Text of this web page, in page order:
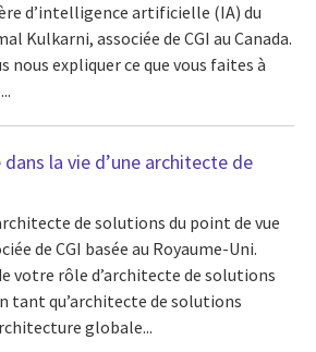
d’intelligence artificielle (IA) du
Kulkarni, associée de CGI au Canada.
nous expliquer ce que vous faites à
la vie d’une architecte de
de solutions du point de vue
de CGI basée au Royaume-Uni.
votre rôle d’architecte de solutions
tant qu’architecte de solutions
globale...